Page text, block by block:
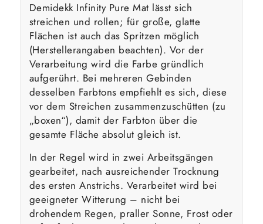
Demidekk Infinity Pure Mat lässt sich
streichen und rollen; für große, glatte
Flächen ist auch das Spritzen möglich
(Herstellerangaben beachten). Vor der
Verarbeitung wird die Farbe gründlich
aufgerührt. Bei mehreren Gebinden
desselben Farbtons empfiehlt es sich, diese
vor dem Streichen zusammenzuschütten (zu
„boxen“), damit der Farbton über die
gesamte Fläche absolut gleich ist.
In der Regel wird in zwei Arbeitsgängen
gearbeitet, nach ausreichender Trocknung
des ersten Anstrichs. Verarbeitet wird bei
geeigneter Witterung – nicht bei
drohendem Regen, praller Sonne, Frost oder